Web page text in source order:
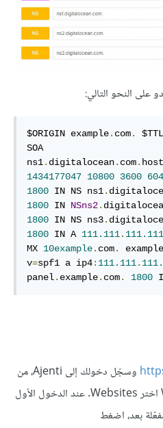
$ORIGIN example. com. $TTL
SOA
ns1. digitalocean. com.
1434177047 10800 3600
1800 IN NS ns1.
1800 IN NSns2.
1800 IN NS ns3.
1800 IN A 111.111. 111.111
MX 10example. com. example
v=spf1 a ip4: 111.111.
panel. example. com. 1800
وسجّل دخولك إلى Ajenti، من
الشريط الجانبي، أسفل قسم Web اختر Websites. عند الدخول الأول
بعد، اضغط